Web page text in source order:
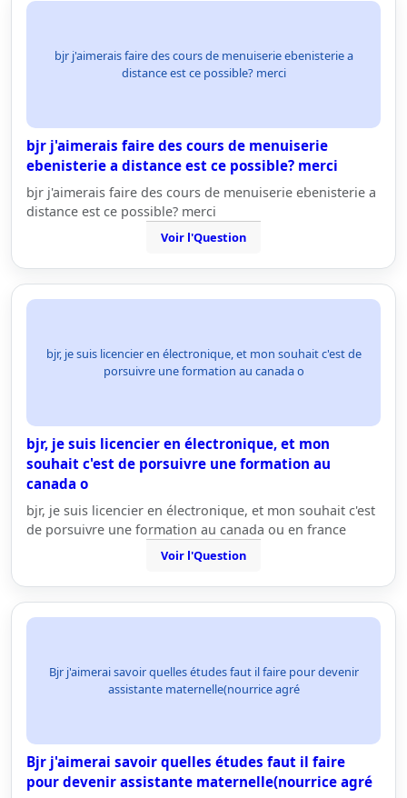
bjr j'aimerais faire des cours de menuiserie ebenisterie a
distance est ce possible? merci
bjr j'aimerais faire des cours de menuiserie
ebenisterie a distance est ce possible? merci
bjr j'aimerais faire des cours de menuiserie ebenisterie a
distance est ce possible? merci
Voir l'Question
bjr, je suis licencier en électronique, et mon souhait c'est de
porsuivre une formation au canada o
bjr, je suis licencier en électronique, et mon
souhait c'est de porsuivre une formation au
canada o
bjr, je suis licencier en électronique, et mon souhait c'est
de porsuivre une formation au canada ou en france
Voir l'Question
Bjr j'aimerai savoir quelles études faut il faire pour devenir
assistante maternelle(nourrice agré
Bjr j'aimerai savoir quelles études faut il faire
pour devenir assistante maternelle(nourrice agré